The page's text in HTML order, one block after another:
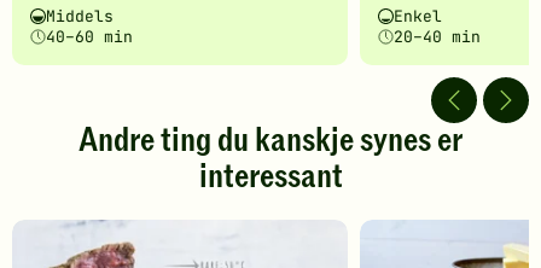
fått
5
av
stjerner.
gi
Vanskelighetsgrad
Middels
Tilberedningstid
40–60 min
fått
5
av
stjerner.
Klikk
gi
Vanskelighetsgrad
Enkel
Tilberedningstid
20–40 min
Andre ting du kanskje synes er
interessant